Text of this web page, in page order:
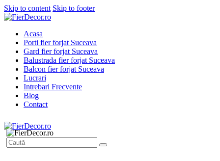
Skip to content Skip to footer
Acasa
Porti fier forjat Suceava
Gard fier forjat Suceava
Balustrada fier forjat Suceava
Balcon fier forjat Suceava
Lucrari
Intrebari Frecvente
Blog
Contact